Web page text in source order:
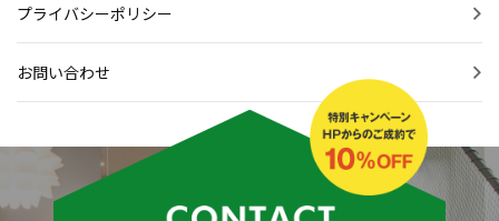
プライバシーポリシー
お問い合わせ